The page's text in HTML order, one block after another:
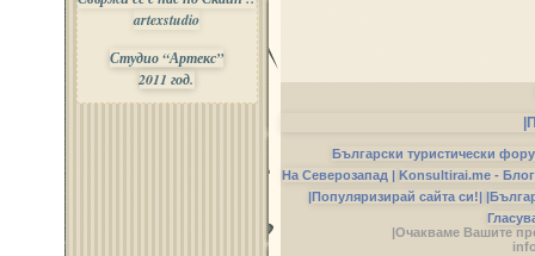
artexstudio
Студио “Артекс”
2011 год.
Български туристически
На Северозапад | Konsultirai.me -
|Популяризирай сайта си!|
|Очакваме Вашите